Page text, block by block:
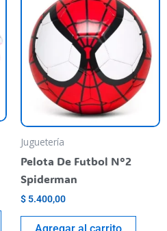
producto
varias
variantes.
opciones
se
elegir
página
Juguetería
Pelota De Futbol N°2
Spiderman
$ 5.400,00